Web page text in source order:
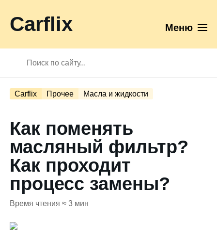
Carflix Меню
Carflix Прочее Масла и жидкости
Как поменять
масляный фильтр?
Как проходит
процесс замены?
Время чтения ≈ 3 мин